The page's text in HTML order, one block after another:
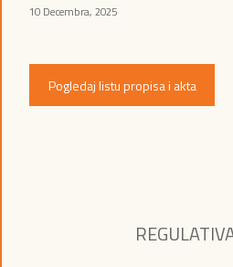
10 Decembra, 2025
Pogledaj listu propisa i akta